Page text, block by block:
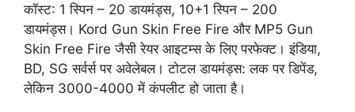
कॉस्ट: 1 स्पिन – 20 डायमंड्स, 10+1 स्पिन – 200
डायमंड्स। Kord Gun Skin Free Fire और MP5 Gun
Skin Free Fire जैसी रेयर आइटम्स के लिए परफेक्ट। इंडिया,
BD, SG सर्वर्स पर अवेलेबल। टोटल डायमंड्स: लक पर डिपेंड,
लेकिन 3000-4000 में कंपलीट हो जाता है।